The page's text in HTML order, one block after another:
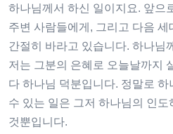
하나님께서 하신 일이지요. 앞으
주변 사람들에게, 그리고 다음 세
간절히 바라고 있습니다. 하나님
저는 그분의 은혜로 오늘날까지
다 하나님 덕분입니다. 정말로
수 있는 일은 그저 하나님의 인
것뿐입니다.